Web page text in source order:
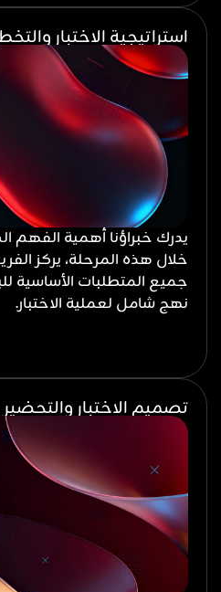
استراتيجية الاختبار
يدرك خبراؤنا أهمية الفهم
خلال هذه المرحلة، يركز
جميع المتطلبات الأساسية
نهج شامل لعملية الاختبار.
تصميم الاختبار والتحضير